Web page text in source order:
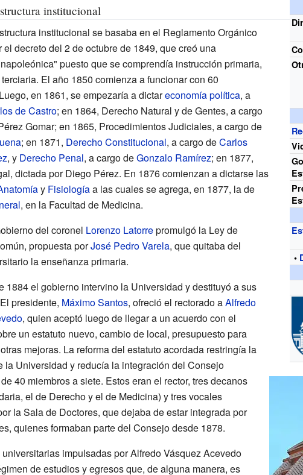
•
institucional
institucional se basaba en el Reglamento Orgánico
el decreto del 2 de octubre de 1849, que creó una
puesto que se comprendía instrucción primaria,
El año 1850 comienza a funcionar con 60
en 1861, se empezaría a dictareconomía política, a
de Castro; en 1864, Derecho Natural y de Gentes, a cargo
Gomar; en 1865, Procedimientos Judiciales, a cargo de
; en 1871, Derecho Constitucional, a cargo deCarlos
, y Derecho Penal, a cargo deGonzalo Ramírez; en 1877,
dictada por Diego Pérez. En 1876 comienzan a dictarse las
y Fisiologíaa las cuales se agrega, en 1877, la de
, en la Facultad de Medicina.
del coronel Lorenzo Latorrepromulgó la Ley de
propuesta porJosé Pedro Varela, que quitaba del
la enseñanza primaria.
1884 el gobierno intervino la Universidad y destituyó a sus
presidente, Máximo Santos, ofreció el rectorado aAlfredo
, quien aceptó luego de llegar a un acuerdo con el
un estatuto nuevo, cambio de local, presupuesto para
mejoras. La reforma del estatuto acordada restringía la
la Universidad y reducía la integración del Consejo
40 miembros a siete. Estos eran el rector, tres decanos
el de Derecho y el de Medicina) y tres vocales
la Sala de Doctores, que dejaba de estar integrada por
quienes formaban parte del Consejo desde 1878.
universitarias impulsadas por Alfredo Vásquez Acevedo
de estudios y egresos que, de alguna manera, es